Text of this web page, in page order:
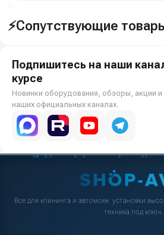
⚡Сопутствующие
Подпишитесь на наши
курсе
Новинки оборудования, обзоры, акции
наших официальных каналах.
Всё для клининга и автомоек: установки
техника под ключ.